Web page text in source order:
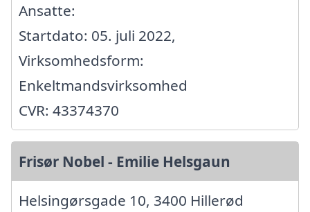
Ansatte:
Startdato: 05. juli 2022,
Virksomhedsform:
Enkeltmandsvirksomhed
CVR: 43374370
Frisør Nobel - Emilie Helsgaun
Helsingørsgade 10, 3400 Hillerød